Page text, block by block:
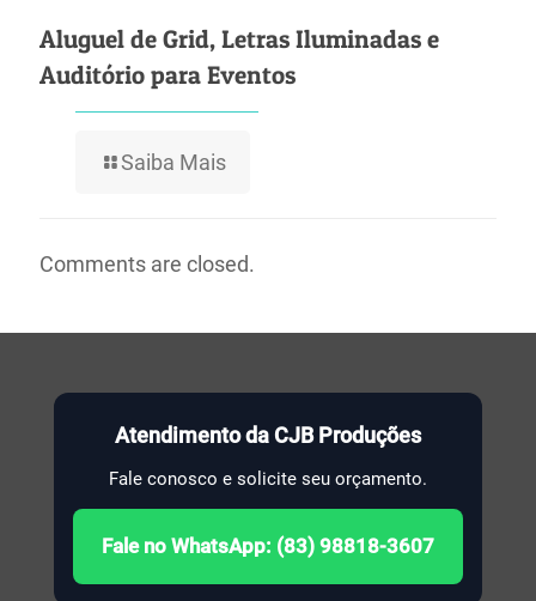
Aluguel de Grid, Letras Iluminadas e
Auditório para Eventos
Saiba Mais
Comments are closed.
Atendimento da CJB Produções
Fale conosco e solicite seu orçamento.
Fale no WhatsApp: (83) 98818-3607